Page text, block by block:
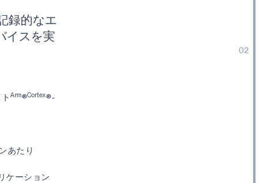
02
録的なエ
イスを実
Arm®Cortex®-
あたり
ケーション